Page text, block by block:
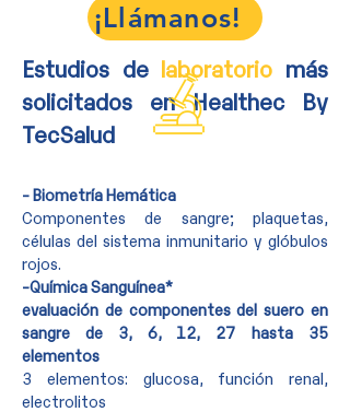
Estudios de laboratorio más
solicitados en Healthec By
TecSalud
- Biometría Hemática
Componentes de sangre; plaquetas,
células del sistema inmunitario y glóbulos
rojos.
-Química Sanguínea*
evaluación de componentes del suero en
sangre de 3, 6, 12, 27 hasta 35
elementos
3 elementos: glucosa, función renal,
electrolitos
¡Llámanos!